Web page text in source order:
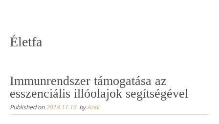
Életfa
Immunrendszer támogatása az
esszenciális illóolajok segítségével
Published on2018.11.13. byAndi